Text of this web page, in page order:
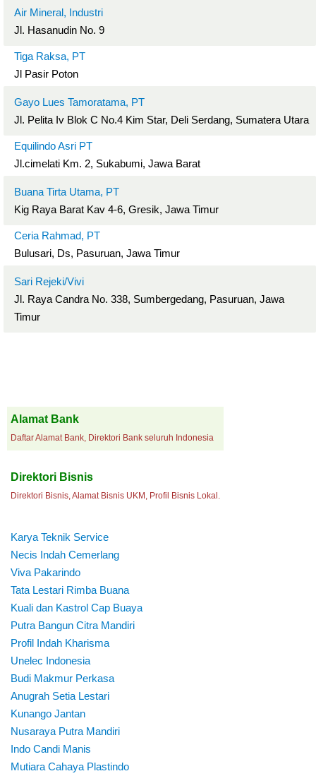
Air Mineral, Industri
Jl. Hasanudin No. 9
Tiga Raksa, PT
Jl Pasir Poton
Gayo Lues Tamoratama, PT
Jl. Pelita Iv Blok C No.4 Kim Star, Deli Serdang, Sumatera Utara
Equilindo Asri PT
Jl.cimelati Km. 2, Sukabumi, Jawa Barat
Buana Tirta Utama, PT
Kig Raya Barat Kav 4-6, Gresik, Jawa Timur
Ceria Rahmad, PT
Bulusari, Ds, Pasuruan, Jawa Timur
Sari Rejeki/Vivi
Jl. Raya Candra No. 338, Sumbergedang, Pasuruan, Jawa
Timur
Alamat Bank
Daftar Alamat Bank, Direktori Bank seluruh Indonesia
Direktori Bisnis
Direktori Bisnis, Alamat Bisnis UKM, Profil Bisnis Lokal.
Karya Teknik Service
Necis Indah Cemerlang
Viva Pakarindo
Tata Lestari Rimba Buana
Kuali dan Kastrol Cap Buaya
Putra Bangun Citra Mandiri
Profil Indah Kharisma
Unelec Indonesia
Budi Makmur Perkasa
Anugrah Setia Lestari
Kunango Jantan
Nusaraya Putra Mandiri
Indo Candi Manis
Mutiara Cahaya Plastindo